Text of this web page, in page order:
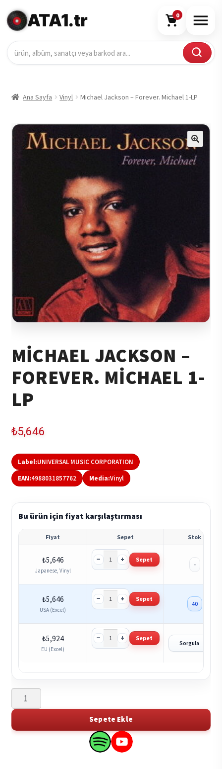
ATA1.tr 0
Ana Sayfa Vinyl Michael Jackson – Forever. Michael 1-LP
🔍
MICHAEL JACKSON –
FOREVER. MICHAEL 1-
LP
₺5,646
Label:UNIVERSAL MUSIC CORPORATION
EAN:4988031857762 Media:Vinyl
Bu ürün için fiyat karşılaştırması
Fiyat Sepet Stok
₺5,646
Japanese, Vinyl
− + Sepet
-
₺5,646
USA (Excel)
− + Sepet
40
₺5,924
EU (Excel)
− + Sepet
Sorgula
Michael
Jackson
Forever.
Sepete Ekle
SearchSearch